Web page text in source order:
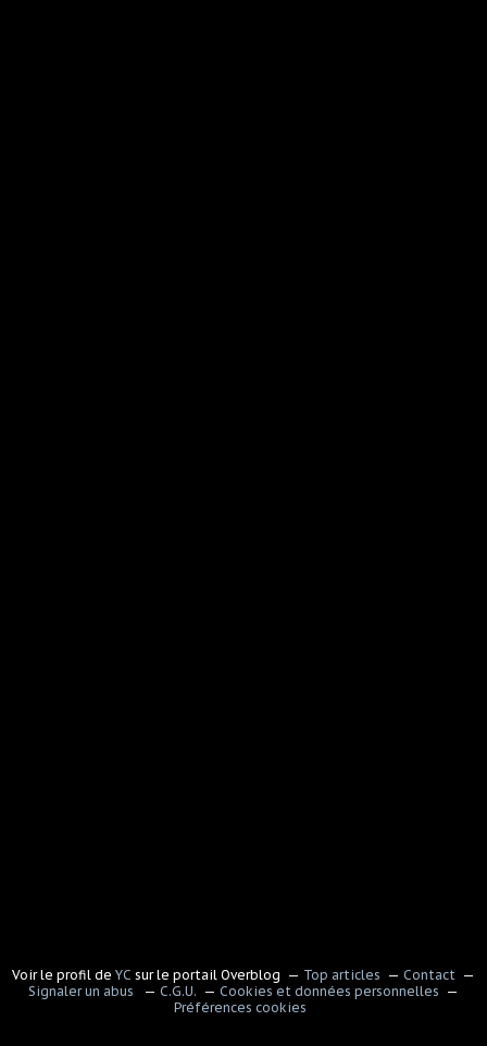
Voir le profil de YC sur le portail Overblog Top articles
Contact
Signaler un abus
C.G.U.
Cookies et données personnelles
Préférences cookies